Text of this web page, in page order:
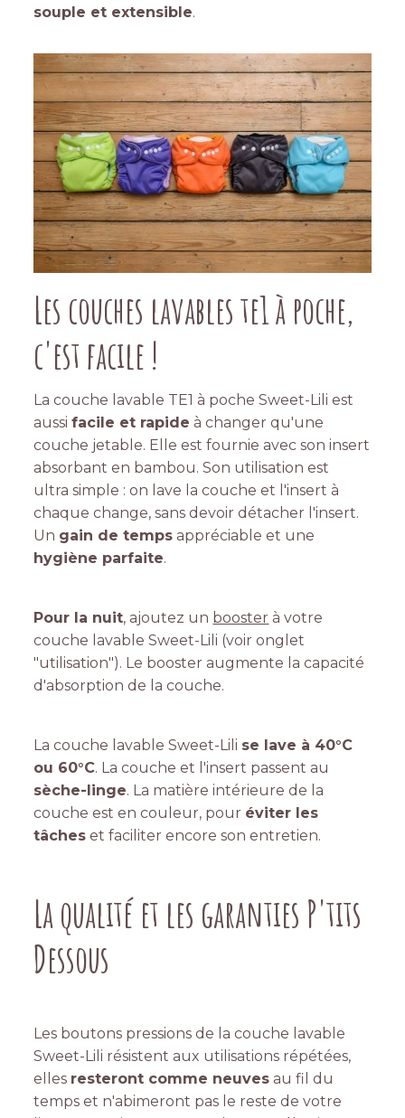
souple et extensible.
Les couches lavables te1 à poche,
c'est facile !
La couche lavable TE1 à poche Sweet-Lili est
aussifacile et rapide à changer qu'une
couche jetable. Elle est fournie avec son insert
absorbant en bambou. Son utilisation est
ultra simple : on lave la couche et l'insert à
chaque change, sans devoir détacher l'insert.
Un gain de temps appréciable et une
hygiène parfaite.
Pour la nuit, ajoutez un booster à votre
couche lavable Sweet-Lili (voir onglet
"utilisation"). Le booster augmente la capacité
d'absorption de la couche.
La couche lavable Sweet-Lili se lave à 40°C
ou 60°C. La couche et l'insert passent au
sèche-linge. La matière intérieure de la
couche est en couleur, pour éviter les
tâches et faciliter encore son entretien.
La qualité et les garanties P'tits
Dessous
Les boutons pressions de la couche lavable
Sweet-Lili résistent aux utilisations répétées,
elles resteront comme neuves au fil du
temps et n'abimeront pas le reste de votre